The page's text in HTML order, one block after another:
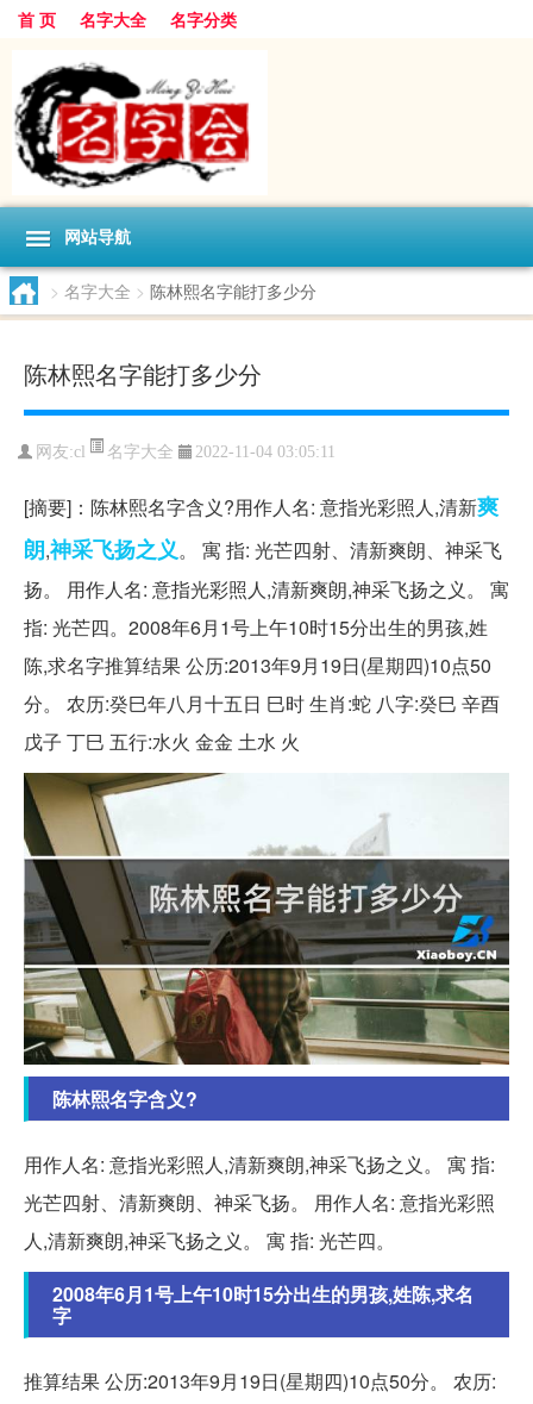
首 页 名字大全 名字分类
网站导航
> 名字大全 > 陈林熙名字能打多少分
陈林熙名字能打多少分
网友:cl 名字大全 2022-11-04 03:05:11
[摘要]：陈林熙名字含义?用作人名: 意指光彩照人,清新爽
朗,神采飞扬之义。 寓 指: 光芒四射、清新爽朗、神采飞
扬。 用作人名: 意指光彩照人,清新爽朗,神采飞扬之义。 寓
指: 光芒四。2008年6月1号上午10时15分出生的男孩,姓
陈,求名字推算结果 公历:2013年9月19日(星期四)10点50
分。 农历:癸巳年八月十五日 巳时 生肖:蛇 八字:癸巳 辛酉
戊子 丁巳 五行:水火 金金 土水 火
陈林熙名字含义?
用作人名: 意指光彩照人,清新爽朗,神采飞扬之义。 寓 指:
光芒四射、清新爽朗、神采飞扬。 用作人名: 意指光彩照
人,清新爽朗,神采飞扬之义。 寓 指: 光芒四。
2008年6月1号上午10时15分出生的男孩,姓陈,求名
字
推算结果 公历:2013年9月19日(星期四)10点50分。 农历: